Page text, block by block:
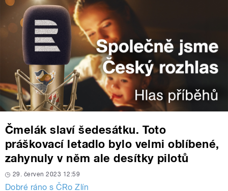
Čmelák slaví šedesátku. Toto
práškovací letadlo bylo velmi oblíbené,
zahynuly v něm ale desítky pilotů
29. červen 2023 12:59
Dobré ráno s ČRo Zlín